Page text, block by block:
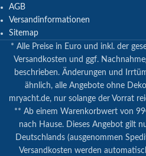
AGB
Versandinformationen
Sitemap
* Alle Preise in Euro und inkl. der
Versandkosten und ggf.
beschrieben. Änderungen und
ähnlich, alle Angebote ohne
mryacht.de, nur solange der Vorrat
** Ab einem Warenkorbwert von
nach Hause. Dieses Angebot gilt
Deutschlands (ausgenommen
Versandkosten werden